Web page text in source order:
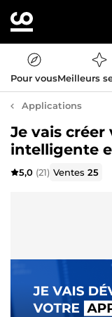
Pour vousMeilleurs
Applications
Je vais
intelligente
5,0 (21) Ventes25